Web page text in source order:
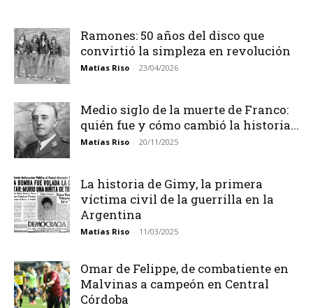
Ramones: 50 años del disco que
convirtió la simpleza en revolución
Matías Riso - 23/04/2026
Medio siglo de la muerte de Franco:
quién fue y cómo cambió la historia...
Matías Riso - 20/11/2025
La historia de Gimy, la primera
víctima civil de la guerrilla en la
Argentina
Matías Riso - 11/03/2025
Omar de Felippe, de combatiente en
Malvinas a campeón en Central
Córdoba